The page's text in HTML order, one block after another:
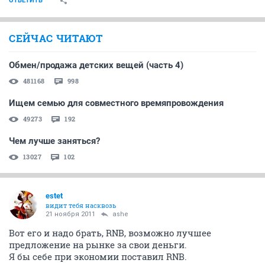
СЕЙЧАС ЧИТАЮТ
Обмен/продажа детских вещей (часть 4)
481168 998
Ищем семью для совместного времяпровождения
49273 192
Чем лучше заняться?
13027 102
estet
видит тебя насквозь
21 ноября 2011 ashe
Вот его и надо брать, RNB, возможно лучшее
предложение на рынке за свои деньги.
Я бы себе при экономии поставил RNB.